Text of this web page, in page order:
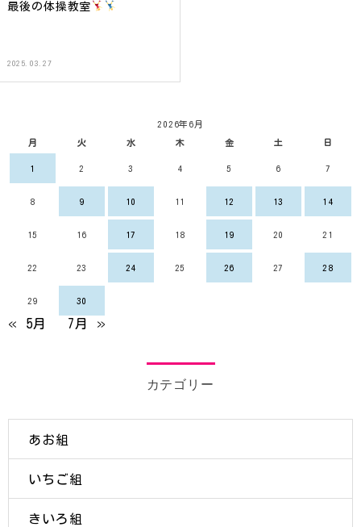
最後の体操教室
2025.03.27
2026年6月
月 火 水 木 金 土 日
1 2 3 4 5 6 7
8 9 10 11 12 13 14
15 16 17 18 19 20 21
22 23 24 25 26 27 28
29 30
« 5月 7月 »
カテゴリー
あお組
いちご組
きいろ組